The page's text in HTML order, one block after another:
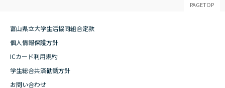
PAGETOP
富山県立大学生活協同組合定款
個人情報保護方針
ICカード利用規約
学生総合共済勧誘方針
お問い合わせ